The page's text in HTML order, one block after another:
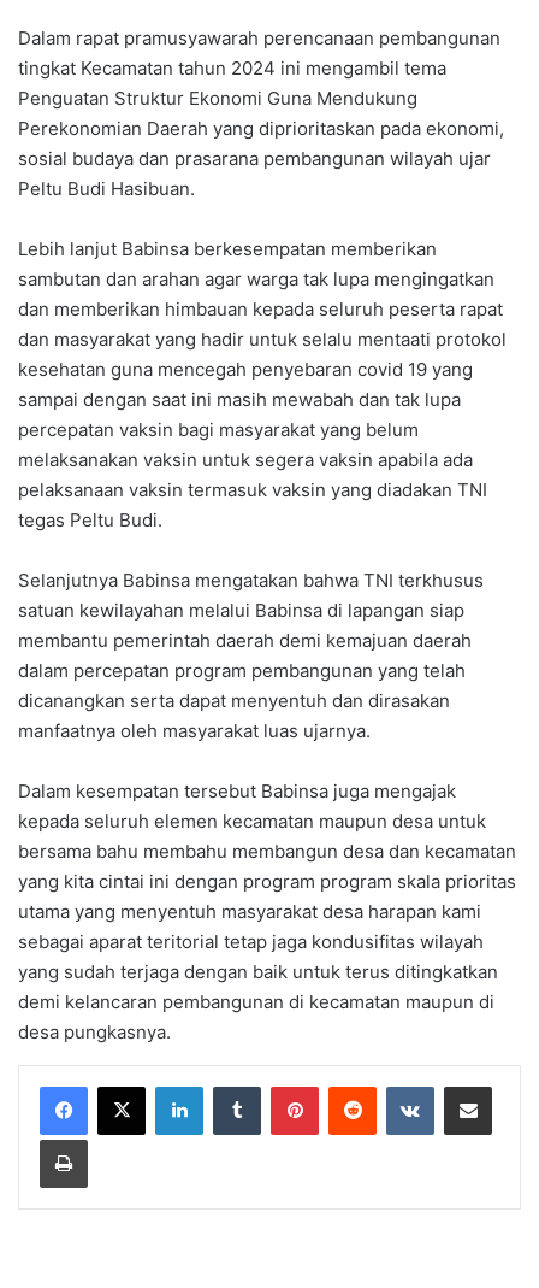
Dalam rapat pramusyawarah perencanaan pembangunan
tingkat Kecamatan tahun 2024 ini mengambil tema
Penguatan Struktur Ekonomi Guna Mendukung
Perekonomian Daerah yang diprioritaskan pada ekonomi,
sosial budaya dan prasarana pembangunan wilayah ujar
Peltu Budi Hasibuan.
Lebih lanjut Babinsa berkesempatan memberikan
sambutan dan arahan agar warga tak lupa mengingatkan
dan memberikan himbauan kepada seluruh peserta rapat
dan masyarakat yang hadir untuk selalu mentaati protokol
kesehatan guna mencegah penyebaran covid 19 yang
sampai dengan saat ini masih mewabah dan tak lupa
percepatan vaksin bagi masyarakat yang belum
melaksanakan vaksin untuk segera vaksin apabila ada
pelaksanaan vaksin termasuk vaksin yang diadakan TNI
tegas Peltu Budi.
Selanjutnya Babinsa mengatakan bahwa TNI terkhusus
satuan kewilayahan melalui Babinsa di lapangan siap
membantu pemerintah daerah demi kemajuan daerah
dalam percepatan program pembangunan yang telah
dicanangkan serta dapat menyentuh dan dirasakan
manfaatnya oleh masyarakat luas ujarnya.
Dalam kesempatan tersebut Babinsa juga mengajak
kepada seluruh elemen kecamatan maupun desa untuk
bersama bahu membahu membangun desa dan kecamatan
yang kita cintai ini dengan program program skala prioritas
utama yang menyentuh masyarakat desa harapan kami
sebagai aparat teritorial tetap jaga kondusifitas wilayah
yang sudah terjaga dengan baik untuk terus ditingkatkan
demi kelancaran pembangunan di kecamatan maupun di
desa pungkasnya.
LinkedInTumblr PinterestReddit VKontakteShare via Email
Print